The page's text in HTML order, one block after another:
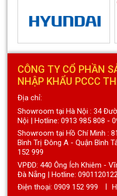
CÔNG TY CỔ PHẦN
NHẬP KHẨU PCCC
Địa chỉ:
Showroom tại Hà Nội : 34
Nội | Hotline: 0913 985 808 -
Showroom tại Hồ Chí Minh :
Bình Trị Đông A - Quận Bình
152 999
VPĐD: 440 Ông Ích Khiêm -
Đà Nẵng | Hotline:
Điện thoại: 0909 152 999